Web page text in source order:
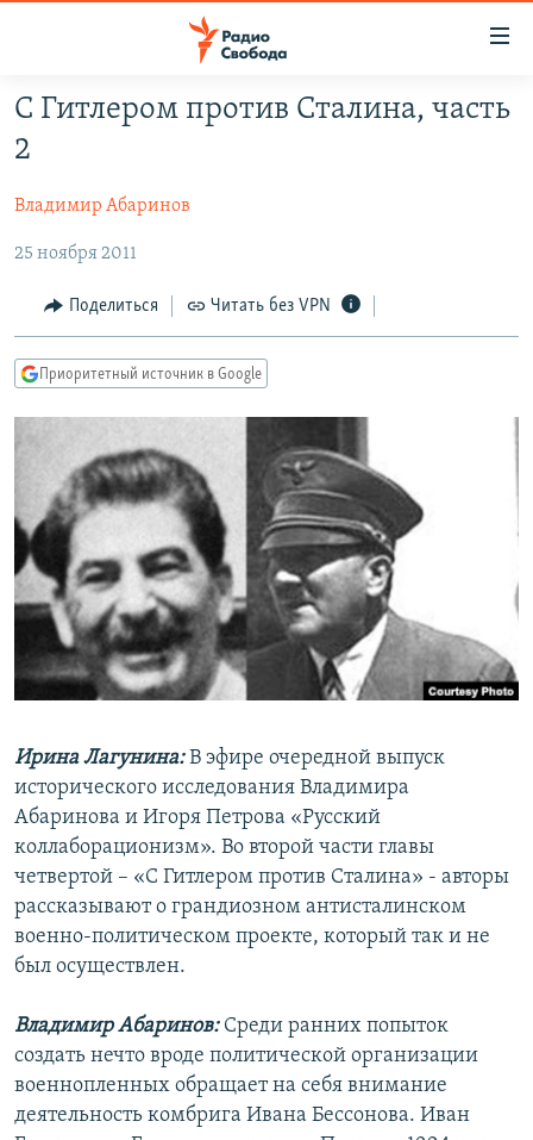
упрощенного
доступа
содержанию
Вернутся
главной
навигации
Вернутся
ПРОГРАММЫ
АВТОРСКИЕ ПРОЕКТЫ
ЦИТАТЫ СВОБОДЫ
МНЕНИЯ
КУЛЬТУРА
IDEL.РЕАЛИИ
СЕВЕР.РЕАЛИИ
СИБИРЬ.РЕАЛИИ
РАСПИСАНИЕ ВЕЩАНИЯ
ПОДПИШИТЕСЬ НА РАССЫЛКУ
СОЦИАЛЬНЫЕ СЕТИ
Все сайты РСЕ/РС
С Гитлером против Сталина, часть
2
Владимир Абаринов
25 ноября 2011
Поделиться Читать без VPN
Приоритетный источник в Google
Ирина Лагунина:В эфире очередной выпуск
исторического исследования Владимира
Абаринова и Игоря Петрова «Русский
коллаборационизм». Во второй части главы
четвертой – «С Гитлером против Сталина» - авторы
рассказывают о грандиозном антисталинском
военно-политическом проекте, который так и не
был осуществлен.
Владимир Абаринов:Среди ранних попыток
создать нечто вроде политической организации
военнопленных обращает на себя внимание
деятельность комбрига Ивана Бессонова. Иван